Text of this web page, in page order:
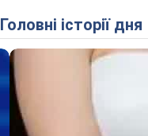
Головні історії дня